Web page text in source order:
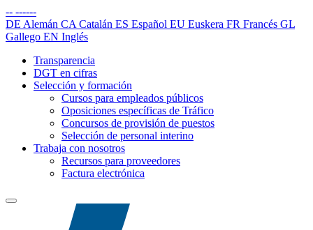
-- ------
DE Alemán CA Catalán ES Español EU Euskera FR Francés GL
Gallego EN Inglés
Transparencia
DGT en cifras
Selección y formación
Cursos para empleados públicos
Oposiciones específicas de Tráfico
Concursos de provisión de puestos
Selección de personal interino
Trabaja con nosotros
Recursos para proveedores
Factura electrónica